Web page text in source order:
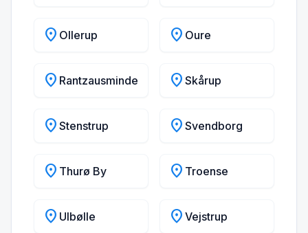
location_on Ollerup location_on Oure
location_on Rantzausminde location_on Skårup
location_on Stenstrup location_on Svendborg
location_on Thurø By location_on Troense
location_on Ulbølle location_on Vejstrup